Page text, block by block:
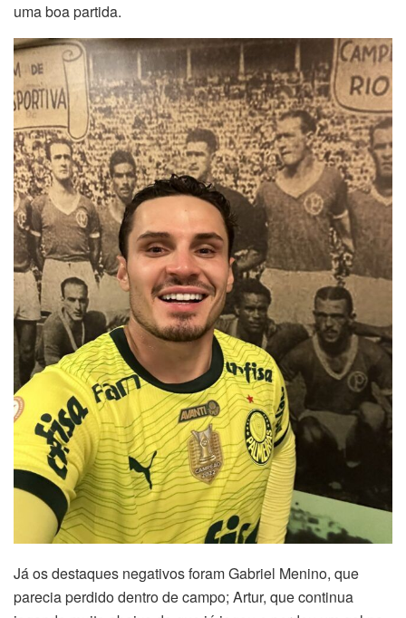
uma boa partida.
Já os destaques negativos foram Gabriel Menino, que
parecia perdido dentro de campo; Artur, que continua